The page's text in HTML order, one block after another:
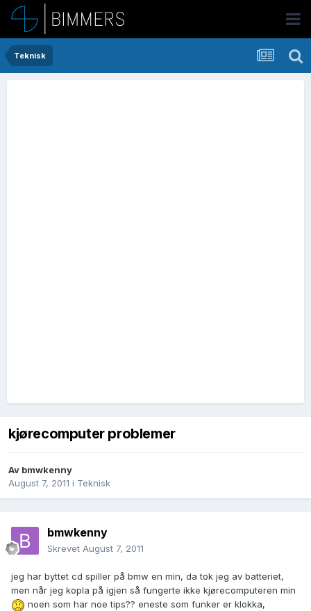
Teknisk
kjørecomputer problemer
Av bmwkenny
August 7, 2011 i Teknisk
bmwkenny
Skrevet August 7, 2011
jeg har byttet cd spiller på bmw en min, da tok jeg av batteriet,
men når jeg kopla på igjen så fungerte ikke kjørecomputeren min
noen som har noe tips?? eneste som funker er klokka,